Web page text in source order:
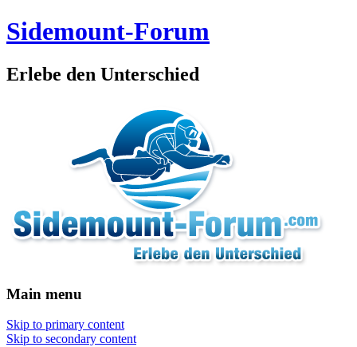
Sidemount-Forum
Erlebe den Unterschied
Main menu
Skip to primary content
Skip to secondary content